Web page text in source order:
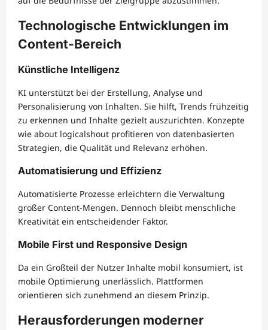
Technologische Entwicklungen im
Content-Bereich
Künstliche Intelligenz
KI unterstützt bei der Erstellung, Analyse und
Personalisierung von Inhalten. Sie hilft, Trends frühzeitig
zu erkennen und Inhalte gezielt auszurichten. Konzepte
wie about logicalshout profitieren von datenbasierten
Strategien, die Qualität und Relevanz erhöhen.
Automatisierung und Effizienz
Automatisierte Prozesse erleichtern die Verwaltung
großer Content-Mengen. Dennoch bleibt menschliche
Kreativität ein entscheidender Faktor.
Mobile First und Responsive Design
Da ein Großteil der Nutzer Inhalte mobil konsumiert, ist
mobile Optimierung unerlässlich. Plattformen
orientieren sich zunehmend an diesem Prinzip.
Herausforderungen moderner